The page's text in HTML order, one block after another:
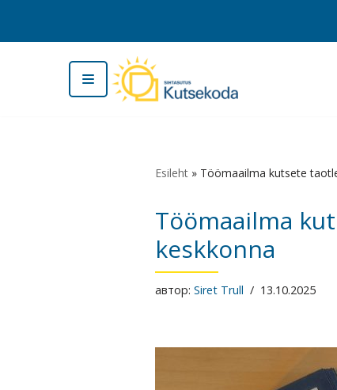
Перейти
содержимому
Esileht» Töömaailma kutsete
Töömaailma
keskkonna
автор: Siret Trull 13.10.2025